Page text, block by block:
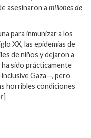
asesinaron a millones de
para inmunizar a los
XX, las epidemias de
de niños y dejaron a
ha sido prácticamente
Gaza—, pero
horribles condiciones
]